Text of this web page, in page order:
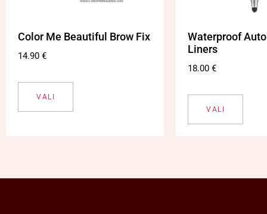
Color Me Beautiful Brow Fix
14.90 €
VALI
Waterproof
Liners
18.00 €
VALI